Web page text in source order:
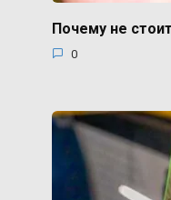
Почему не
0